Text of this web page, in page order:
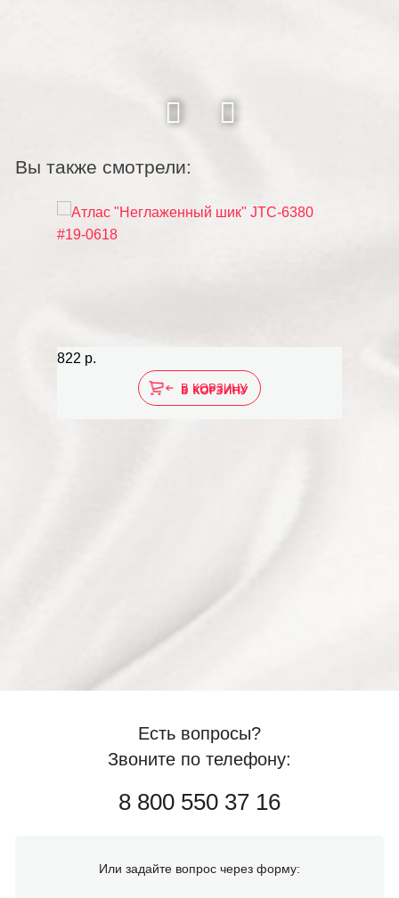
Вы также смотрели:
822 р.
В КОРЗИНУ
Есть вопросы?
Звоните по телефону:
8 800 550 37 16
Или задайте вопрос через форму: